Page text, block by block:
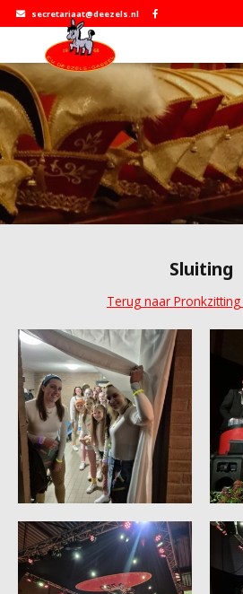
secretariaat@deezels.nl
Sluiting
Terug naar